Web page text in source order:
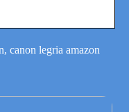
canon legria amazon